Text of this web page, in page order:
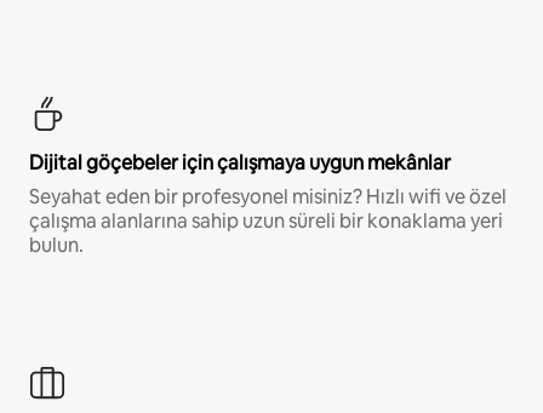
Dijital göçebeler için çalışmaya uygun mekânlar
Seyahat eden bir profesyonel misiniz? Hızlı wifi ve özel
çalışma alanlarına sahip uzun süreli bir konaklama yeri
bulun.